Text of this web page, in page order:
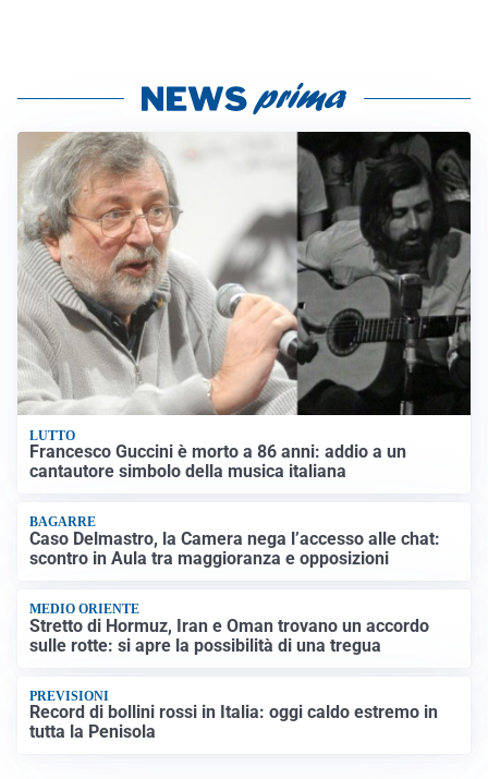
LUTTO
Francesco Guccini è morto a 86 anni: addio a un
cantautore simbolo della musica italiana
BAGARRE
Caso Delmastro, la Camera nega l’accesso alle chat:
scontro in Aula tra maggioranza e opposizioni
MEDIO ORIENTE
Stretto di Hormuz, Iran e Oman trovano un accordo
sulle rotte: si apre la possibilità di una tregua
PREVISIONI
Record di bollini rossi in Italia: oggi caldo estremo in
tutta la Penisola